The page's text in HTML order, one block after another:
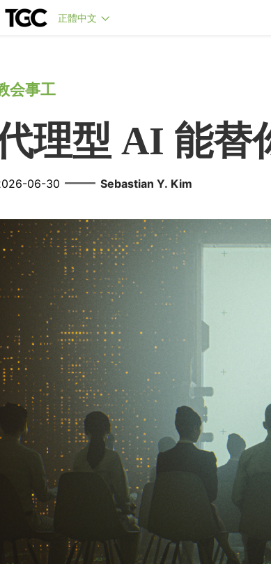
正體中文
会事工
理型 AI 能替
06-30 —— Sebastian Y. Kim